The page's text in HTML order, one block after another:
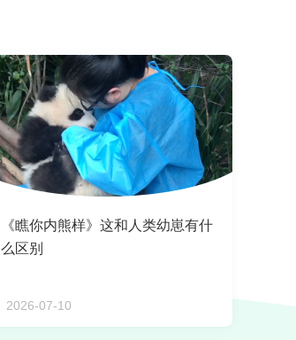
《瞧你内熊样》这和人类幼崽有什
么区别
2026-07-10